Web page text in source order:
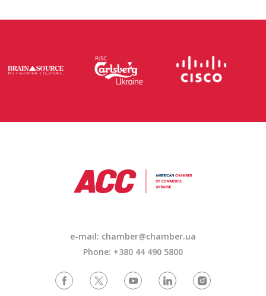
e-mail: chamber@chamber.ua
Phone: +380 44 490 5800